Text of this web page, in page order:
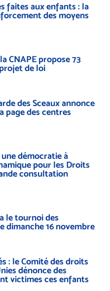
faites aux enfants : la
des moyens
CNAPE propose 73
de loi
des Sceaux annonce
page des centres
démocratie à
pour les Droits
consultation
le tournoi des
dimanche 16 novembre
: le Comité des droits
dénonce des
victimes ces enfants